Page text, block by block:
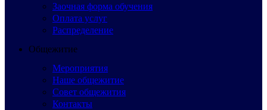
Заочная форма обучения
Оплата услуг
Распределение
Общежитие
Мероприятия
Наше общежитие
Совет общежития
Контакты